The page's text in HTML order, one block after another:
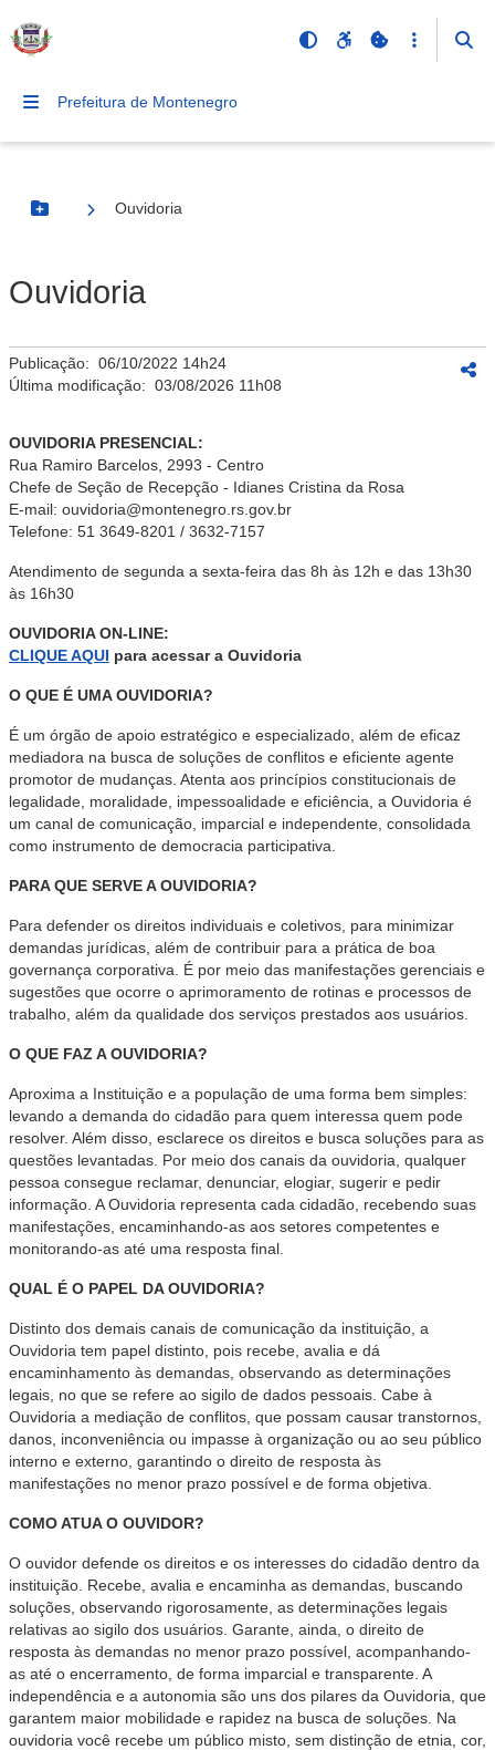
Prefeitura de Montenegro
Botão Menu
Ouvidoria
Ouvidoria
Publicação: 06/10/2022 14h24
Última modificação: 03/08/2026 11h08
OUVIDORIA PRESENCIAL:
Rua Ramiro Barcelos, 2993 - Centro
Chefe de Seção de Recepção - Idianes Cristina da Rosa
E-mail: ouvidoria@montenegro.rs.gov.br
Telefone: 51 3649-8201 / 3632-7157
Atendimento de segunda a sexta-feira das 8h às 12h e das 13h30
às 16h30
OUVIDORIA ON-LINE:
CLIQUE AQUI para acessar a Ouvidoria
O QUE É UMA OUVIDORIA?
É um órgão de apoio estratégico e especializado, além de eficaz
mediadora na busca de soluções de conflitos e eficiente agente
promotor de mudanças. Atenta aos princípios constitucionais de
legalidade, moralidade, impessoalidade e eficiência, a Ouvidoria é
um canal de comunicação, imparcial e independente, consolidada
como instrumento de democracia participativa.
PARA QUE SERVE A OUVIDORIA?
Para defender os direitos individuais e coletivos, para minimizar
demandas jurídicas, além de contribuir para a prática de boa
governança corporativa. É por meio das manifestações gerenciais e
sugestões que ocorre o aprimoramento de rotinas e processos de
trabalho, além da qualidade dos serviços prestados aos usuários.
O QUE FAZ A OUVIDORIA?
Aproxima a Instituição e a população de uma forma bem simples:
levando a demanda do cidadão para quem interessa quem pode
resolver. Além disso, esclarece os direitos e busca soluções para as
questões levantadas. Por meio dos canais da ouvidoria, qualquer
pessoa consegue reclamar, denunciar, elogiar, sugerir e pedir
informação. A Ouvidoria representa cada cidadão, recebendo suas
manifestações, encaminhando-as aos setores competentes e
monitorando-as até uma resposta final.
QUAL É O PAPEL DA OUVIDORIA?
Distinto dos demais canais de comunicação da instituição, a
Ouvidoria tem papel distinto, pois recebe, avalia e dá
encaminhamento às demandas, observando as determinações
legais, no que se refere ao sigilo de dados pessoais. Cabe à
Ouvidoria a mediação de conflitos, que possam causar transtornos,
danos, inconveniência ou impasse à organização ou ao seu público
interno e externo, garantindo o direito de resposta às
manifestações no menor prazo possível e de forma objetiva.
COMO ATUA O OUVIDOR?
O ouvidor defende os direitos e os interesses do cidadão dentro da
instituição. Recebe, avalia e encaminha as demandas, buscando
soluções, observando rigorosamente, as determinações legais
relativas ao sigilo dos usuários. Garante, ainda, o direito de
resposta às demandas no menor prazo possível, acompanhando-
as até o encerramento, de forma imparcial e transparente. A
independência e a autonomia são uns dos pilares da Ouvidoria, que
garantem maior mobilidade e rapidez na busca de soluções. Na
ouvidoria você recebe um público misto, sem distinção de etnia, cor,